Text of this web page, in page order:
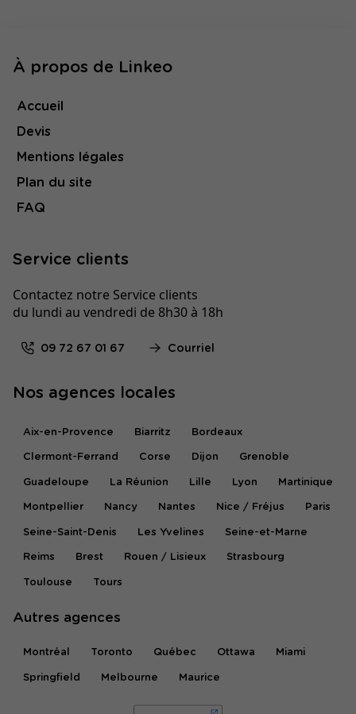
À propos de Linkeo
Accueil
Devis
Mentions légales
Plan du site
FAQ
Service clients
Contactez notre Service clients
du lundi au vendredi de 8h30 à 18h
09 72 67 01 67 Courriel
Nos agences locales
Aix-en-Provence Biarritz Bordeaux
Clermont-Ferrand Corse Dijon Grenoble
Guadeloupe La Réunion Lille Lyon Martinique
Montpellier Nancy Nantes Nice / Fréjus Paris
Seine-Saint-Denis Les Yvelines Seine-et-Marne
Reims Brest Rouen / Lisieux Strasbourg
Toulouse Tours
Autres agences
Montréal Toronto Québec Ottawa Miami
Springfield Melbourne Maurice